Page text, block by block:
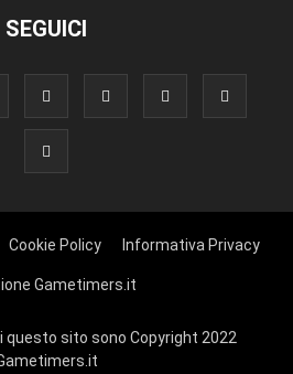
SEGUICI
Cookie Policy Informativa Privacy
Gametimers.it
sito sono Copyright 2022